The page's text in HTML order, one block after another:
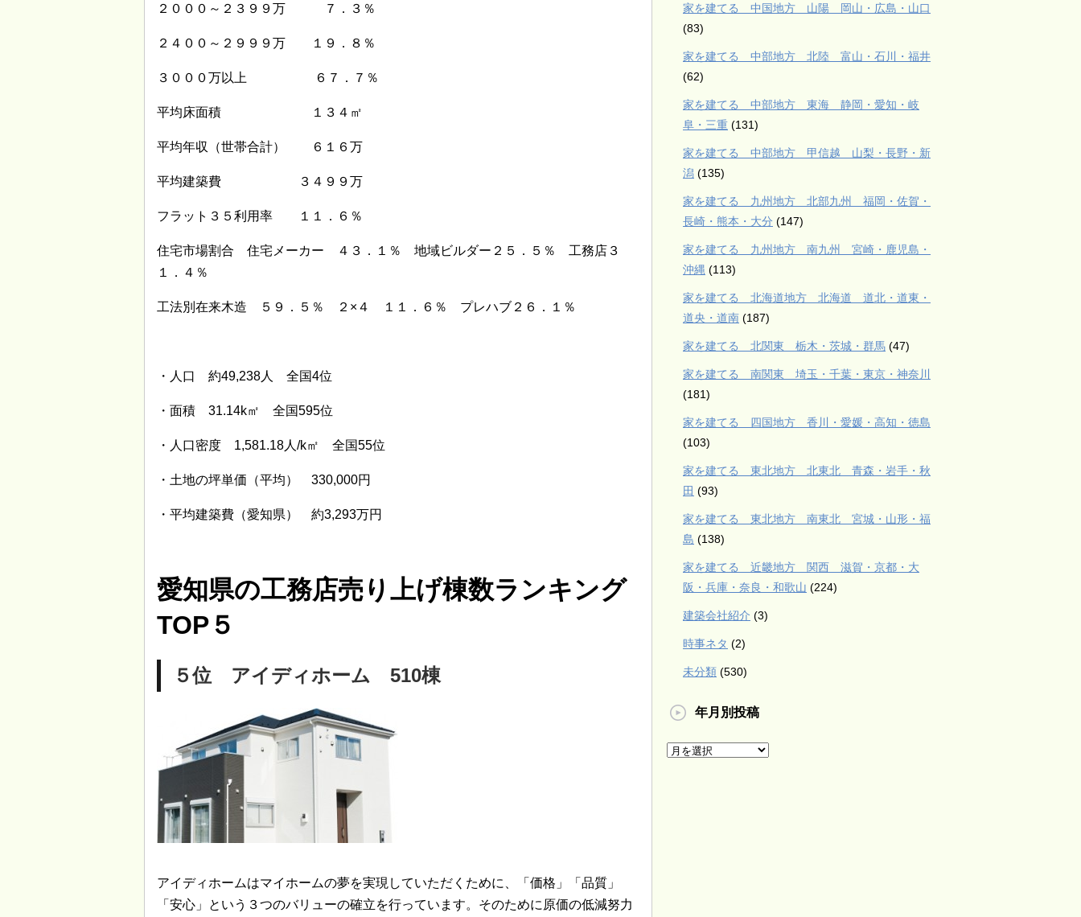
２０００～２３９９万 ７．３％
２４００～２９９９万 １９．８％
３０００万以上 ６７．７％
平均床面積 １３４㎡
平均年収（世帯合計） ６１６万
平均建築費 ３４９９万
フラット３５利用率 １１．６％
住宅市場割合 住宅メーカー ４３．１％ 地域ビルダー２５．５％ 工務店３
１．４％
工法別在来木造 ５９．５％ ２×４ １１．６％ プレハブ２６．１％
・人口 約49,238人 全国4位
・面積 31.14k㎡ 全国595位
・人口密度 1,581.18人/k㎡ 全国55位
・土地の坪単価（平均） 330,000円
・平均建築費（愛知県） 約3,293万円
愛知県の工務店売り上げ棟数ランキング
TOP５
５位 アイディホーム 510棟
アイディホームはマイホームの夢を実現していただくために、「価格」「品質」
「安心」という３つのバリューの確立を行っています。そのために原価の低減努力
家を建てる 中国地方 山陽 岡山・広島・山口
(83)
家を建てる 中部地方 北陸 富山・石川・福井
(62)
家を建てる 中部地方 東海 静岡・愛知・岐
阜・三重 (131)
家を建てる 中部地方 甲信越 山梨・長野・新
潟 (135)
家を建てる 九州地方 北部九州 福岡・佐賀・
長崎・熊本・大分 (147)
家を建てる 九州地方 南九州 宮崎・鹿児島・
沖縄 (113)
家を建てる 北海道地方 北海道 道北・道東・
道央・道南 (187)
家を建てる 北関東 栃木・茨城・群馬 (47)
家を建てる 南関東 埼玉・千葉・東京・神奈川
(181)
家を建てる 四国地方 香川・愛媛・高知・徳島
(103)
家を建てる 東北地方 北東北 青森・岩手・秋
田 (93)
家を建てる 東北地方 南東北 宮城・山形・福
島 (138)
家を建てる 近畿地方 関西 滋賀・京都・大
阪・兵庫・奈良・和歌山 (224)
建築会社紹介 (3)
時事ネタ (2)
未分類 (530)
年月別投稿